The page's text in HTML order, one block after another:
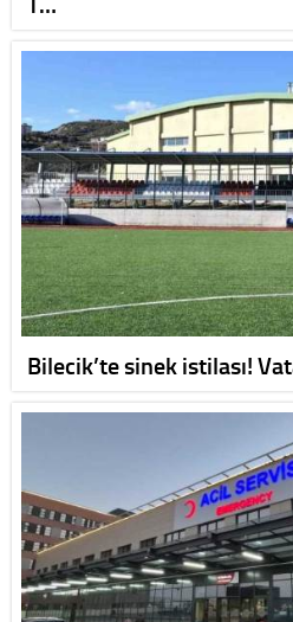
Bilecik’te sinek istilası!